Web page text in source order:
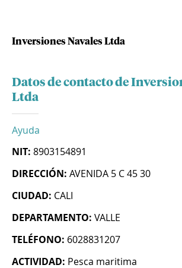
Inversiones Navales Ltda
Datos de contacto de
Ltda
Ayuda
NIT: 8903154891
DIRECCIÓN: AVENIDA 5 C 45 30
CIUDAD: CALI
DEPARTAMENTO: VALLE
TELÉFONO: 6028831207
ACTIVIDAD: Pesca maritima